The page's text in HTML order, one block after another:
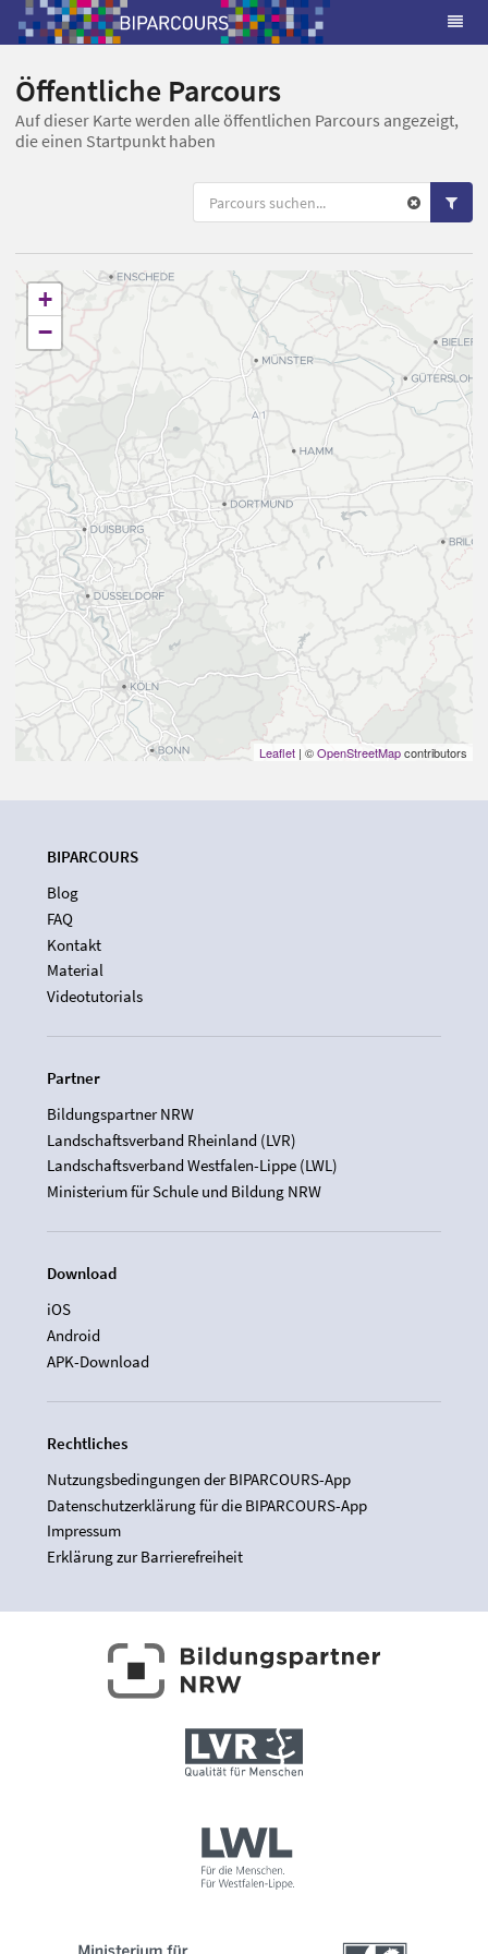
Öffentliche Parcours
Auf dieser Karte werden alle öffentlichen Parcours angezeigt,
die einen Startpunkt haben
+
−
Leaflet | ©OpenStreetMapcontributors
BIPARCOURS
Blog
FAQ
Kontakt
Material
Videotutorials
Partner
Bildungspartner NRW
Landschaftsverband Rheinland (LVR)
Landschaftsverband Westfalen-Lippe (LWL)
Ministerium für Schule und Bildung NRW
Download
iOS
Android
APK-Download
Rechtliches
Nutzungsbedingungen der BIPARCOURS-App
Datenschutzerklärung für die BIPARCOURS-App
Impressum
Erklärung zur Barrierefreiheit